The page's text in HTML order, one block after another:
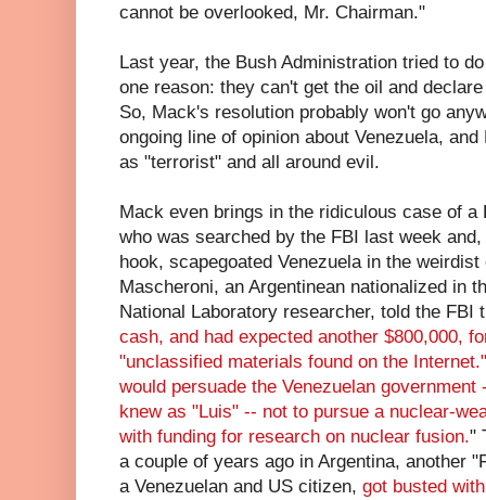
cannot be overlooked, Mr. Chairman."
Last year, the Bush Administration tried to
one reason: they can't get the oil and
So, Mack's resolution probably won't go
ongoing line of opinion about Venezuela,
as "terrorist" and all around evil.
Mack even brings in the ridiculous case of
who was searched by the FBI last week
hook, scapegoated Venezuela in the
Mascheroni, an Argentinean nationalized in
National Laboratory researcher, told the FBI
cash, and had expected another $800,000,
"unclassified materials found on the
would persuade the Venezuelan
knew as "Luis" -- not to pursue a nuclear-
with funding for research on nuclear fusion."
a couple of years ago in Argentina, another
a Venezuelan and US citizen, got busted